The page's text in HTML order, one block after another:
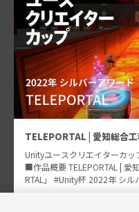
TELEPORTAL | 愛知総合
Unityユースクリエイターカ
■作品概要 TELEPORTAL | 愛
RTAL」 #Unity杯 2022年 シ